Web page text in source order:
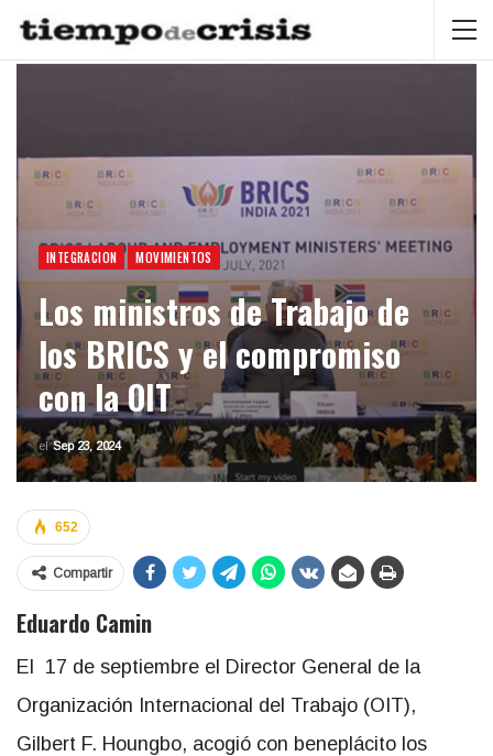
INTEGRACION MOVIMIENTOS
Los ministros de Trabajo de
los BRICS y el compromiso
con la OIT
elSep 23, 2024
652
Compartir
Eduardo Camin
El 17 de septiembre el Director General de la
Organización Internacional del Trabajo (OIT),
Gilbert F. Houngbo, acogió con beneplácito los